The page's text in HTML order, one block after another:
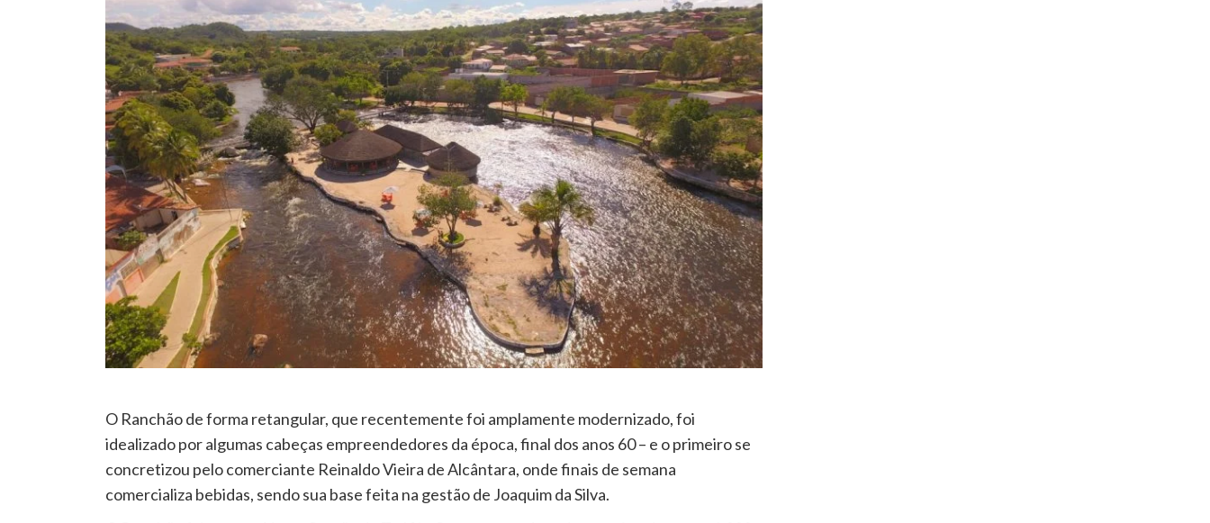
O Ranchão de forma retangular, que recentemente foi amplamente modernizado, foi
idealizado por algumas cabeças empreendedores da época, final dos anos 60 – e o primeiro se
concretizou pelo comerciante Reinaldo Vieira de Alcântara, onde finais de semana
comercializa bebidas, sendo sua base feita na gestão de Joaquim da Silva.